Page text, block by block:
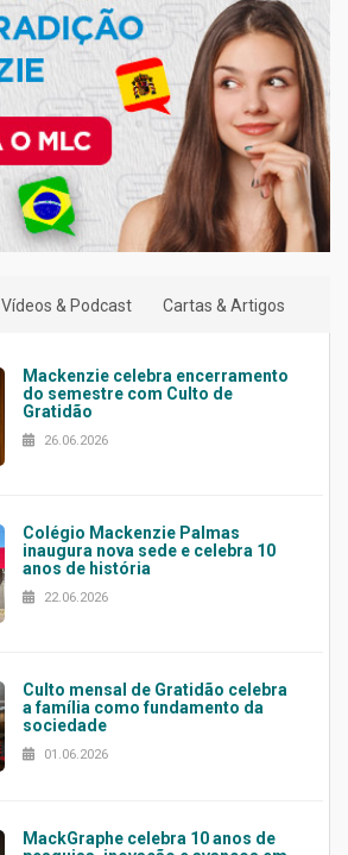
Vídeos & Podcast Cartas & Artigos
Mackenzie celebra encerramento
do semestre com Culto de
Gratidão
26.06.2026
Colégio Mackenzie Palmas
inaugura nova sede e celebra 10
anos de história
22.06.2026
Culto mensal de Gratidão celebra
a família como fundamento da
sociedade
01.06.2026
MackGraphe celebra 10 anos de